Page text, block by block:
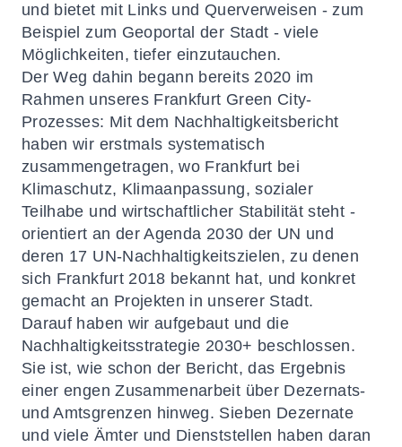
und bietet mit Links und Querverweisen - zum
Beispiel zum Geoportal der Stadt - viele
Möglichkeiten, tiefer einzutauchen.
Der Weg dahin begann bereits 2020 im
Rahmen unseres Frankfurt Green City-
Prozesses: Mit dem Nachhaltigkeitsbericht
haben wir erstmals systematisch
zusammengetragen, wo Frankfurt bei
Klimaschutz, Klimaanpassung, sozialer
Teilhabe und wirtschaftlicher Stabilität steht -
orientiert an der Agenda 2030 der UN und
deren 17 UN-Nachhaltigkeitszielen, zu denen
sich Frankfurt 2018 bekannt hat, und konkret
gemacht an Projekten in unserer Stadt.
Darauf haben wir aufgebaut und die
Nachhaltigkeitsstrategie 2030+ beschlossen.
Sie ist, wie schon der Bericht, das Ergebnis
einer engen Zusammenarbeit über Dezernats-
und Amtsgrenzen hinweg. Sieben Dezernate
und viele Ämter und Dienststellen haben daran